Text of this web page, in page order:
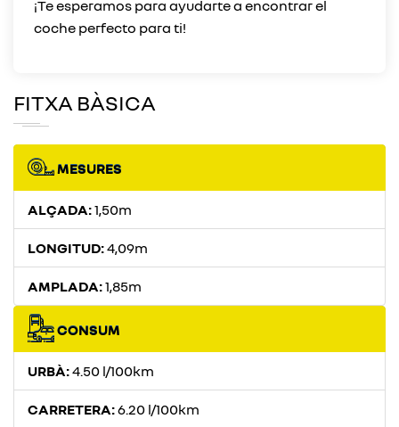
¡Te esperamos para ayudarte a encontrar el
FITXA BÀSICA
MESURES
ALÇADA:1,50m
LONGITUD:4,09m
AMPLADA:1,85m
CONSUM
URBÀ:4.50 l/100km
CARRETERA:6.20 l/100km